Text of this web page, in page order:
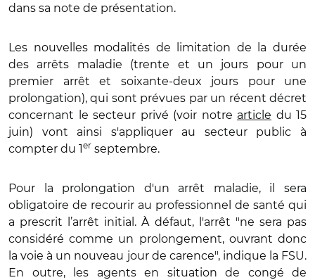
dans sa note de présentation.
Les nouvelles modalités de limitation de la durée
des arrêts maladie (trente et un jours pour un
premier arrêt et soixante-deux jours pour une
prolongation), qui sont prévues par un récent décret
concernant le secteur privé (voir notre article du 15
juin) vont ainsi s'appliquer au secteur public à
compter du 1er septembre.
Pour la prolongation d'un arrêt maladie, il sera
obligatoire de recourir au professionnel de santé qui
a prescrit l’arrêt initial. À défaut, l'arrêt "ne sera pas
considéré comme un prolongement, ouvrant donc
la voie à un nouveau jour de carence", indique la FSU.
En outre, les agents en situation de congé de